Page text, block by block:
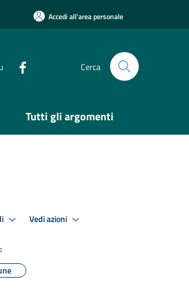
Accedi all'area personale
Cerca
Tutti gli argomenti
Vedi azioni